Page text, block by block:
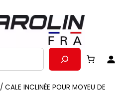
/ CALE INCLINÉE POUR MOYEU DE